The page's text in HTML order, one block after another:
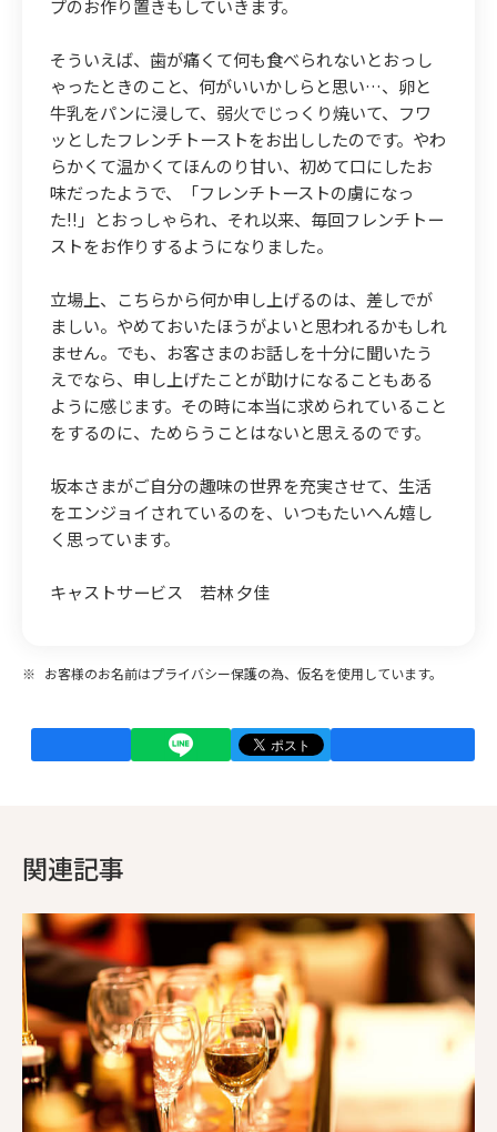
プのお作り置きもしていきます。
そういえば、歯が痛くて何も食べられないとおっし
ゃったときのこと、何がいいかしらと思い…、卵と
牛乳をパンに浸して、弱火でじっくり焼いて、フワ
ッとしたフレンチトーストをお出ししたのです。やわ
らかくて温かくてほんのり甘い、初めて口にしたお
味だったようで、「フレンチトーストの虜になっ
た!!」とおっしゃられ、それ以来、毎回フレンチトー
ストをお作りするようになりました。
立場上、こちらから何か申し上げるのは、差しでが
ましい。やめておいたほうがよいと思われるかもしれ
ません。でも、お客さまのお話しを十分に聞いたう
えでなら、申し上げたことが助けになることもある
ように感じます。その時に本当に求められていること
をするのに、ためらうことはないと思えるのです。
坂本さまがご自分の趣味の世界を充実させて、生活
をエンジョイされているのを、いつもたいへん嬉し
く思っています。
キャストサービス 若林 夕佳
※ お客様のお名前はプライバシー保護の為、仮名を使用しています。
関連記事